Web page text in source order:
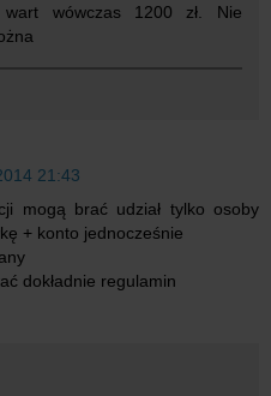
wart wówczas 1200 zł. Nie
21:43
mogą brać udział tylko osoby
+ konto jednocześnie
dokładnie regulamin